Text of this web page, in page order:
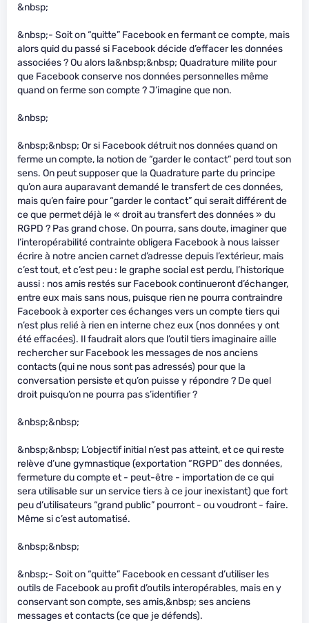
&nbsp;
&nbsp;- Soit on “quitte” Facebook en fermant ce compte, mais
alors quid du passé si Facebook décide d’effacer les données
associées ? Ou alors la&nbsp;&nbsp; Quadrature milite pour
que Facebook conserve nos données personnelles même
quand on ferme son compte ? J’imagine que non.
&nbsp;
&nbsp;&nbsp; Or si Facebook détruit nos données quand on
ferme un compte, la notion de “garder le contact” perd tout son
sens. On peut supposer que la Quadrature parte du principe
qu’on aura auparavant demandé le transfert de ces données,
mais qu’en faire pour “garder le contact” qui serait différent de
ce que permet déjà le « droit au transfert des données » du
RGPD ? Pas grand chose. On pourra, sans doute, imaginer que
l’interopérabilité contrainte obligera Facebook à nous laisser
écrire à notre ancien carnet d’adresse depuis l’extérieur, mais
c’est tout, et c’est peu : le graphe social est perdu, l’historique
aussi : nos amis restés sur Facebook continueront d’échanger,
entre eux mais sans nous, puisque rien ne pourra contraindre
Facebook à exporter ces échanges vers un compte tiers qui
n’est plus relié à rien en interne chez eux (nos données y ont
été effacées). Il faudrait alors que l’outil tiers imaginaire aille
rechercher sur Facebook les messages de nos anciens
contacts (qui ne nous sont pas adressés) pour que la
conversation persiste et qu’on puisse y répondre ? De quel
droit puisqu’on ne pourra pas s’identifier ?
&nbsp;&nbsp;
&nbsp;&nbsp; L’objectif initial n’est pas atteint, et ce qui reste
relève d’une gymnastique (exportation “RGPD” des données,
fermeture du compte et - peut-être - importation de ce qui
sera utilisable sur un service tiers à ce jour inexistant) que fort
peu d’utilisateurs “grand public” pourront - ou voudront - faire.
Même si c’est automatisé.
&nbsp;&nbsp;
&nbsp;- Soit on “quitte” Facebook en cessant d’utiliser les
outils de Facebook au profit d’outils interopérables, mais en y
conservant son compte, ses amis,&nbsp; ses anciens
messages et contacts (ce que je défends).